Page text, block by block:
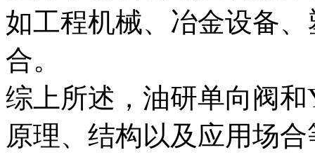
如工程机械、冶金设备
合。
综上所述，油研单向阀
原理、结构以及应用场